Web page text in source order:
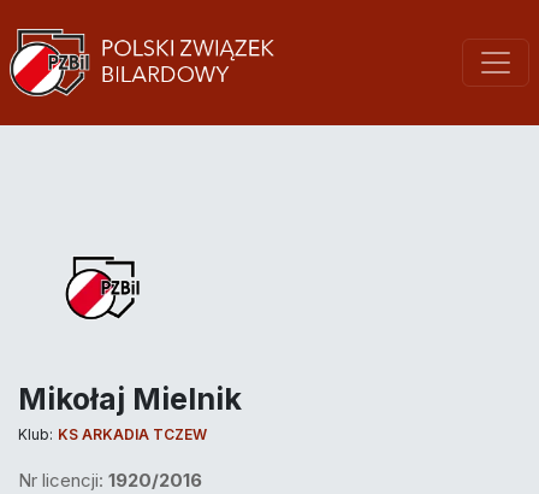
Mikołaj Mielnik
Klub: KS ARKADIA TCZEW
Nr licencji: 1920/2016